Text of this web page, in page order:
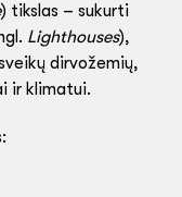
) tikslas – sukurti
Lighthouses),
dirvožemių,
ir klimatui.